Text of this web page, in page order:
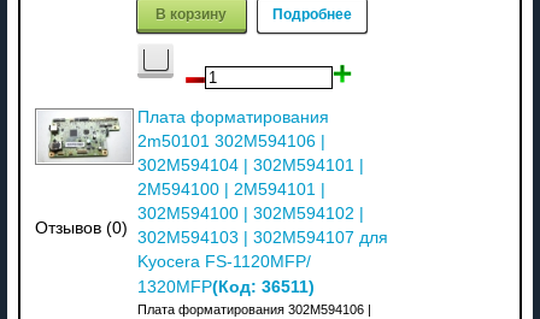
В корзину Подробнее
Отзывов (0)
Плата форматирования
2m50101 302M594106 |
302M594104 | 302M594101 |
2M594100 | 2M594101 |
302M594100 | 302M594102 |
302M594103 | 302M594107 для
Kyocera FS-1120MFP/
1320MFP(Код: 36511)
Плата форматирования 302M594106 |